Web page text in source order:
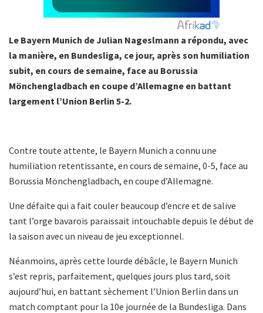
Le Bayern Munich de Julian Nageslmann a répondu, avec
la manière, en Bundesliga, ce jour, après son humiliation
subit, en cours de semaine, face au Borussia
Mönchengladbach en coupe d’Allemagne en battant
largement l’Union Berlin 5-2.
Contre toute attente, le Bayern Munich a connu une
humiliation retentissante, en cours de semaine, 0-5, face au
Borussia Mönchengladbach, en coupe d’Allemagne.
Une défaite qui a fait couler beaucoup d’encre et de salive
tant l’orge bavarois paraissait intouchable depuis le début de
la saison avec un niveau de jeu exceptionnel.
Néanmoins, après cette lourde débâcle, le Bayern Munich
s’est repris, parfaitement, quelques jours plus tard, soit
aujourd’hui, en battant sèchement l’Union Berlin dans un
match comptant pour la 10e journée de la Bundesliga. Dans